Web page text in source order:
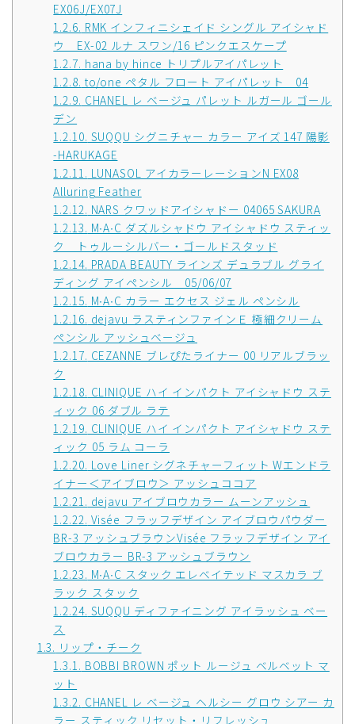
EX06J/EX07J
1.2.6. RMK インフィニシェイド シングル アイシャド
ウ EX-02 ルナ スワン/16 ピンクエスケープ
1.2.7. hana by hince トリプルアイパレット
1.2.8. to/one ペタル フロート アイパレット 04
1.2.9. CHANEL レ ベージュ パレット ルガール ゴール
デン
1.2.10. SUQQU シグニチャー カラー アイズ 147 陽影
-HARUKAGE
1.2.11. LUNASOL アイカラーレーションN EX08
Alluring Feather
1.2.12. NARS クワッドアイシャドー 04065 SAKURA
1.2.13. M∙A∙C ダズルシャドウ アイシャドウ スティッ
ク トゥルーシルバー・ゴールドスタッド
1.2.14. PRADA BEAUTY ラインズ デュラブル グライ
ディング アイペンシル 05/06/07
1.2.15. M∙A∙C カラー エクセス ジェル ペンシル
1.2.16. dejavu ラスティンファインＥ 極細クリーム
ペンシル アッシュベージュ
1.2.17. CEZANNE ブレぴたライナー 00 リアルブラッ
ク
1.2.18. CLINIQUE ハイ インパクト アイシャドウ ステ
ィック 06 ダブル ラテ
1.2.19. CLINIQUE ハイ インパクト アイシャドウ ステ
ィック 05 ラム コーラ
1.2.20. Love Liner シグネチャーフィット Wエンドラ
イナー＜アイブロウ＞ アッシュココア
1.2.21. dejavu アイブロウカラー ムーンアッシュ
1.2.22. Visée フラッフデザイン アイブロウパウダー
BR-3 アッシュブラウンVisée フラッフデザイン アイ
ブロウカラー BR-3 アッシュブラウン
1.2.23. M∙A∙C スタック エレベイテッド マスカラ ブ
ラック スタック
1.2.24. SUQQU ディファイニング アイラッシュ ベー
ス
1.3. リップ・チーク
1.3.1. BOBBI BROWN ポット ルージュ ベルベット マ
ット
1.3.2. CHANEL レ ベージュ ヘルシー グロウ シアー カ
ラー スティック リセット・リフレッシュ